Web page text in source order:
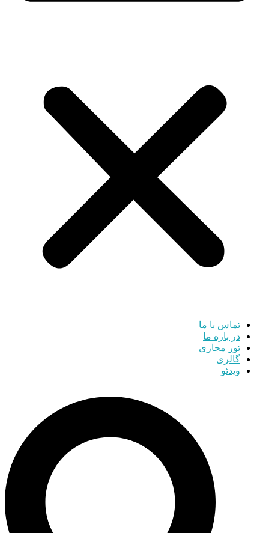
تماس با ما
در باره ما
تور مجازی
گالری
ویدئو